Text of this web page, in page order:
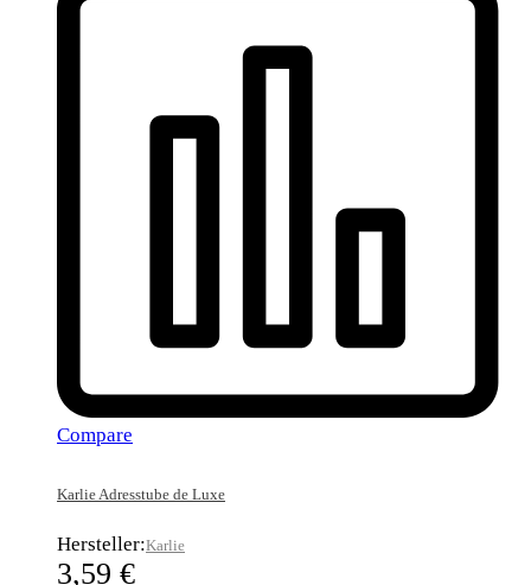
Compare
Karlie Adresstube de Luxe
Hersteller:Karlie
3,59 €